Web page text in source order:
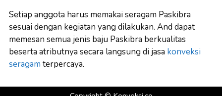
Setiap anggota harus memakai seragam Paskibra
sesuai dengan kegiatan yang dilakukan. And dapat
memesan semua jenis baju Paskibra berkualitas
beserta atributnya secara langsung di jasa konveksi
seragam terpercaya.